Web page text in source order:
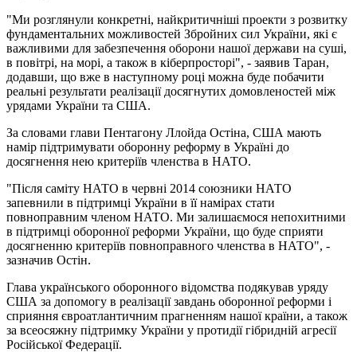
"Ми розглянули конкретні, найкритичніші проекти з розвитку
фундаментальних можливостей Збройних сил України, які є
важливими для забезпечення оборони нашої держави на суші,
в повітрі, на морі, а також в кіберпросторі", - заявив Таран,
додавши, що вже в наступному році можна буде побачити
реальні результати реалізації досягнутих домовленостей між
урядами України та США.
За словами глави Пентагону Ллойда Остіна, США мають
намір підтримувати оборонну реформу в Україні до
досягнення нею критеріїв членства в НАТО.
"Після саміту НАТО в червні 2014 союзники НАТО
запевнили в підтримці України в її намірах стати
повноправним членом НАТО. Ми залишаємося непохитними
в підтримці оборонної реформи України, що буде сприяти
досягненню критеріїв повноправного членства в НАТО", -
зазначив Остін.
Глава українського оборонного відомства подякував уряду
США за допомогу в реалізації завдань оборонної реформи і
сприяння євроатлантичним прагненням нашої країни, а також
за всеосяжну підтримку України у протидії гібридній агресії
Російської Федерації.